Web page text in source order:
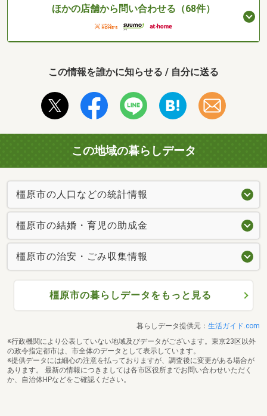
ほかの店舗から問い合わせる（68件）
この情報を誰かに知らせる / 自分に送る
この地域の暮らしデータ
橿原市の人口などの統計情報
橿原市の結婚・育児の助成金
橿原市の治安・ごみ収集情報
橿原市の暮らしデータをもっと見る
暮らしデータ提供元： 生活ガイド.com
※行政機関により公表していない地域及びデータがございます。東京23区以外
の政令指定都市は、市全体のデータとして表示しています。
※提供データには細心の注意を払っておりますが、調査後に変更がある場合が
あります。 最新の情報につきましては各市区役所までお問い合わせいただく
か、自治体HPなどをご確認ください。